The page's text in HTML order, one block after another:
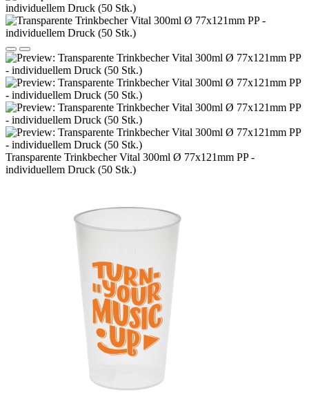
Transparente Trinkbecher Vital 300ml Ø 77x121mm PP -
individuellem Druck (50 Stk.)